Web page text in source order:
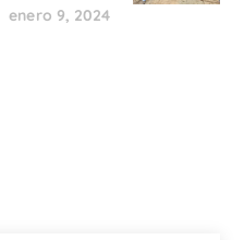
enero 9, 2024